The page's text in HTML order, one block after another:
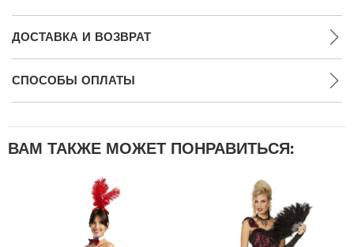
ДОСТАВКА И ВОЗВРАТ
СПОСОБЫ ОПЛАТЫ
ВАМ ТАКЖЕ МОЖЕТ ПОНРАВИТЬСЯ: